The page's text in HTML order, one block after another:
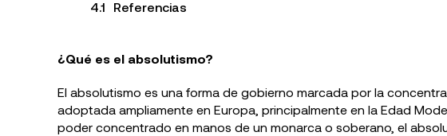
Referencias
¿Qué es el absolutismo?
El absolutismo es una forma de gobierno marcada por la
adoptada ampliamente en Europa, principalmente en la Edad
poder concentrado en manos de un monarca o soberano, el